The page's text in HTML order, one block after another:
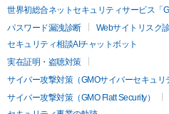
世界初総合ネットセキュリティサービス「
パスワード漏洩診断
Webサイトリスク
セキュリティ相談AIチャットボット
実在証明・盗聴対策
サイバー攻撃対策（GMOサイバーセキュリ
サイバー攻撃対策（GMO Flatt Security）